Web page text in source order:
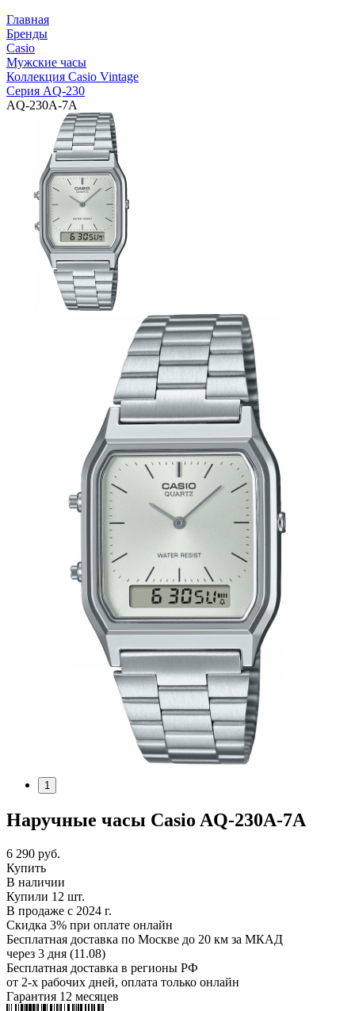
Главная
Бренды
Casio
Мужские часы
Коллекция Casio Vintage
Серия AQ-230
AQ-230A-7A
1
Наручные часы Casio AQ-230A-7A
6 290 руб.
Купить
В наличии
Купили 12 шт.
В продаже с 2024 г.
Скидка 3% при оплате онлайн
Бесплатная доставка по Москве до 20 км за МКАД
через 3 дня (11.08)
Бесплатная доставка в регионы РФ
от 2-х рабочих дней, оплата только онлайн
Гарантия 12 месяцев